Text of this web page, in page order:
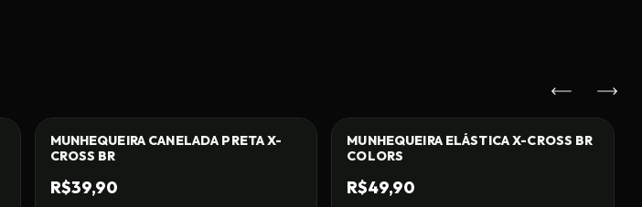
MUNHEQUEIRA CANELADA PRETA X-
CROSS BR
R$39,90
MUNHEQUEIRA ELÁSTICA X-CROSS BR
COLORS
R$49,90